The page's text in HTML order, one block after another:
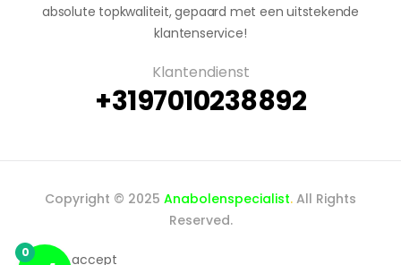
absolute topkwaliteit, gepaard met een uitstekende
klantenservice!
Klantendienst
+3197010238892
Copyright © 2025 Anabolenspecialist. All Rights
Reserved.
We accept
0